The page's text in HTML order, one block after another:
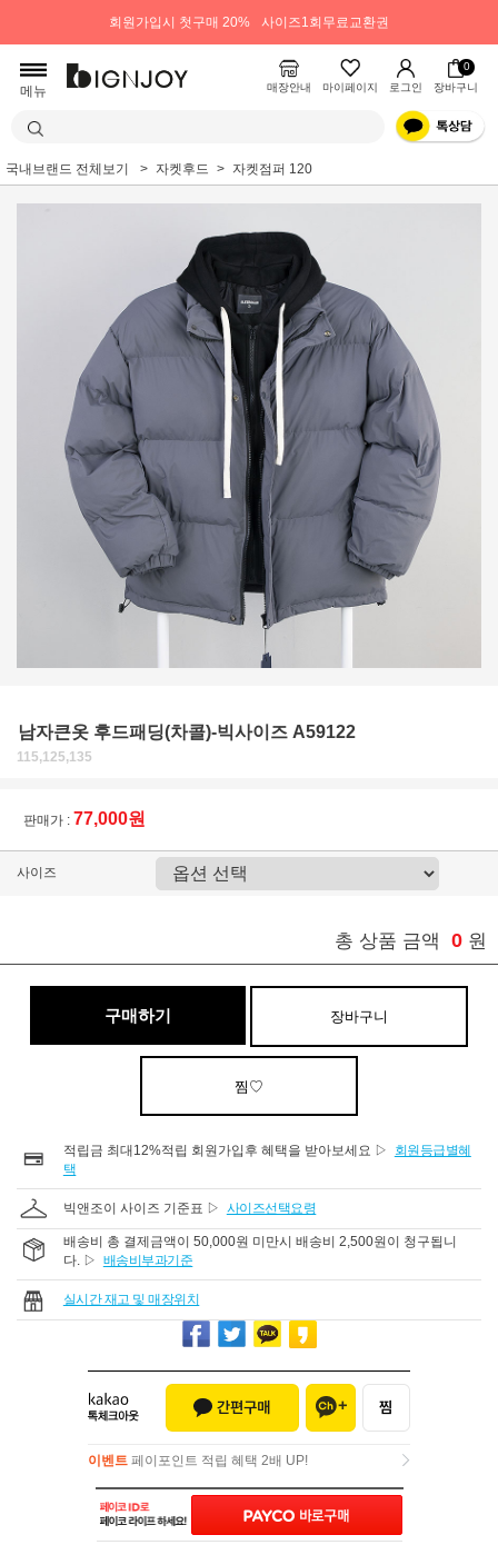
회원가입시 첫구매 20% 사이즈1회무료교환권
메뉴 매장안내 마이페이지 로그인
0
장바구니
국내브랜드 전체보기 자켓후드 자켓점퍼 120
남자큰옷 후드패딩(차콜)-빅사이즈 A59122
115,125,135
판매가 : 77,000원
사이즈
총 상품 금액 0 원
구매하기 장바구니
찜♡
적립금 최대12%적립 회원가입후 혜택을 받아보세요 ▷
회원등급별혜
택
빅앤조이 사이즈 기준표 ▷ 사이즈선택요령
배송비 총 결제금액이 50,000원 미만시 배송비 2,500원이 청구됩니
다. ▷ 배송비부과기준
실시간 재고 및 매장위치
이벤트 페이포인트 적립 혜택 2배 UP!
이벤트페이포인트 적립 혜택 2배 UP!